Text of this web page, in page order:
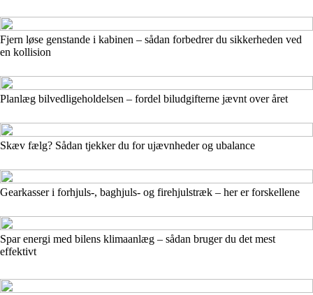
Fjern løse genstande i kabinen – sådan forbedrer du sikkerheden ved
en kollision
Planlæg bilvedligeholdelsen – fordel biludgifterne jævnt over året
Skæv fælg? Sådan tjekker du for ujævnheder og ubalance
Gearkasser i forhjuls-, baghjuls- og firehjulstræk – her er forskellene
Spar energi med bilens klimaanlæg – sådan bruger du det mest
effektivt